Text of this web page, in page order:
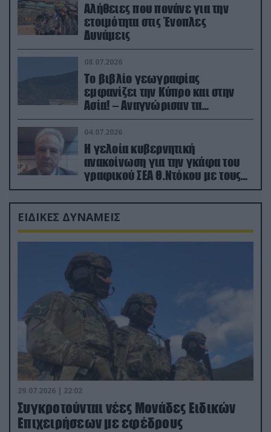
Αλήθειες που πονάνε για την
ετοιμότητα στις Ένοπλες
Δυνάμεις
08.07.2026
Το βιβλίο γεωγραφίας
εμφανίζει την Κύπρο και στην
Ασία! – Αναγνώρισαν τα
κατεχόμενα; (φωτο)
04.07.2026
Η γελοία κυβερνητική
ανακοίνωση για την γκάφα του
γραφικού ΣΕΑ Θ.Ντόκου με τους
Ρώσους φαρσέρ
ΕΙΔΙΚΕΣ ΔΥΝΑΜΕΙΣ
29.07.2026 | 22:02
Συγκροτούνται νέες Μονάδες Ειδικών
Επιχειρήσεων με εφέδρους